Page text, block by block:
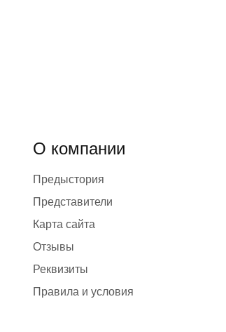
О компании
Предыстория
Представители
Карта сайта
Отзывы
Реквизиты
Правила и условия